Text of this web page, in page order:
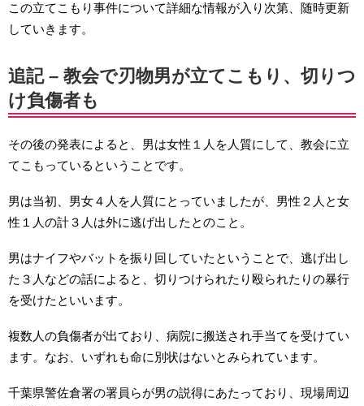
この立てこもり事件について詳細な情報が入り次第、随時更新
していきます。
追記 – 教会で刃物男が立てこもり、切りつ
け負傷者も
その後の発表によると、男は女性１人を人質にして、教会に立
てこもっているということです。
男は当初、男女４人を人質にとっていましたが、男性２人と女
性１人の計３人は外に逃げ出したとのこと。
男はナイフやバットを振り回していたということで、逃げ出し
た３人などの話によると、切りつけられたり殴られたりの暴行
を受けたといいます。
複数人の負傷者が出ており、病院に搬送され手当てを受けてい
ます。なお、いずれも命に別状はないとみられています。
千葉県警佐倉署の署員らが男の説得にあたっており、現場周辺